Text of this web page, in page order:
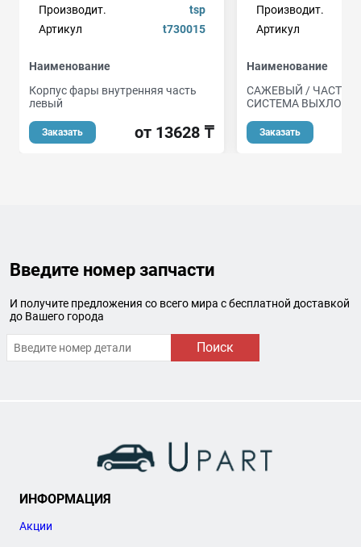
Производит.
tsp
Артикул
t730015
Наименование
Корпус фары внутренняя часть
левый
Заказать от 13628 ₸
Производит.
Артикул
Наименование
САЖЕВЫЙ /
СИСТЕМА ВЫХЛОПА
Заказать
Введите номер запчасти
И получите предложения со всего мира с бесплатной доставкой
до Вашего города
Поиск
ИНФОРМАЦИЯ
Акции